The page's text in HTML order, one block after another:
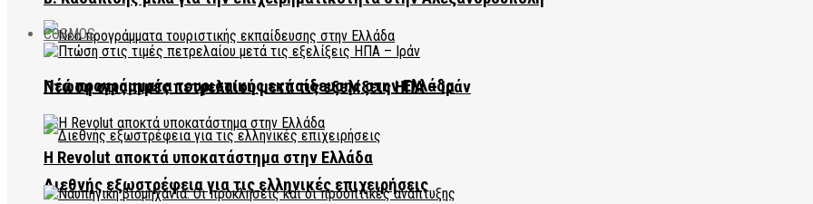
Νέα προγράμματα τουριστικής εκπαίδευσης στην Ελλάδα
Διεθνής εξωστρέφεια για τις ελληνικές επιχειρήσεις
COSMOS
Πτώση στις τιμές πετρελαίου μετά τις εξελίξεις ΗΠΑ – Ιράν
Η Revolut αποκτά υποκατάστημα στην Ελλάδα